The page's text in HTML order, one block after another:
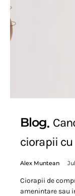
Blog
ciorapii
Alex Muntean
Ciorapii de
amenintare sau